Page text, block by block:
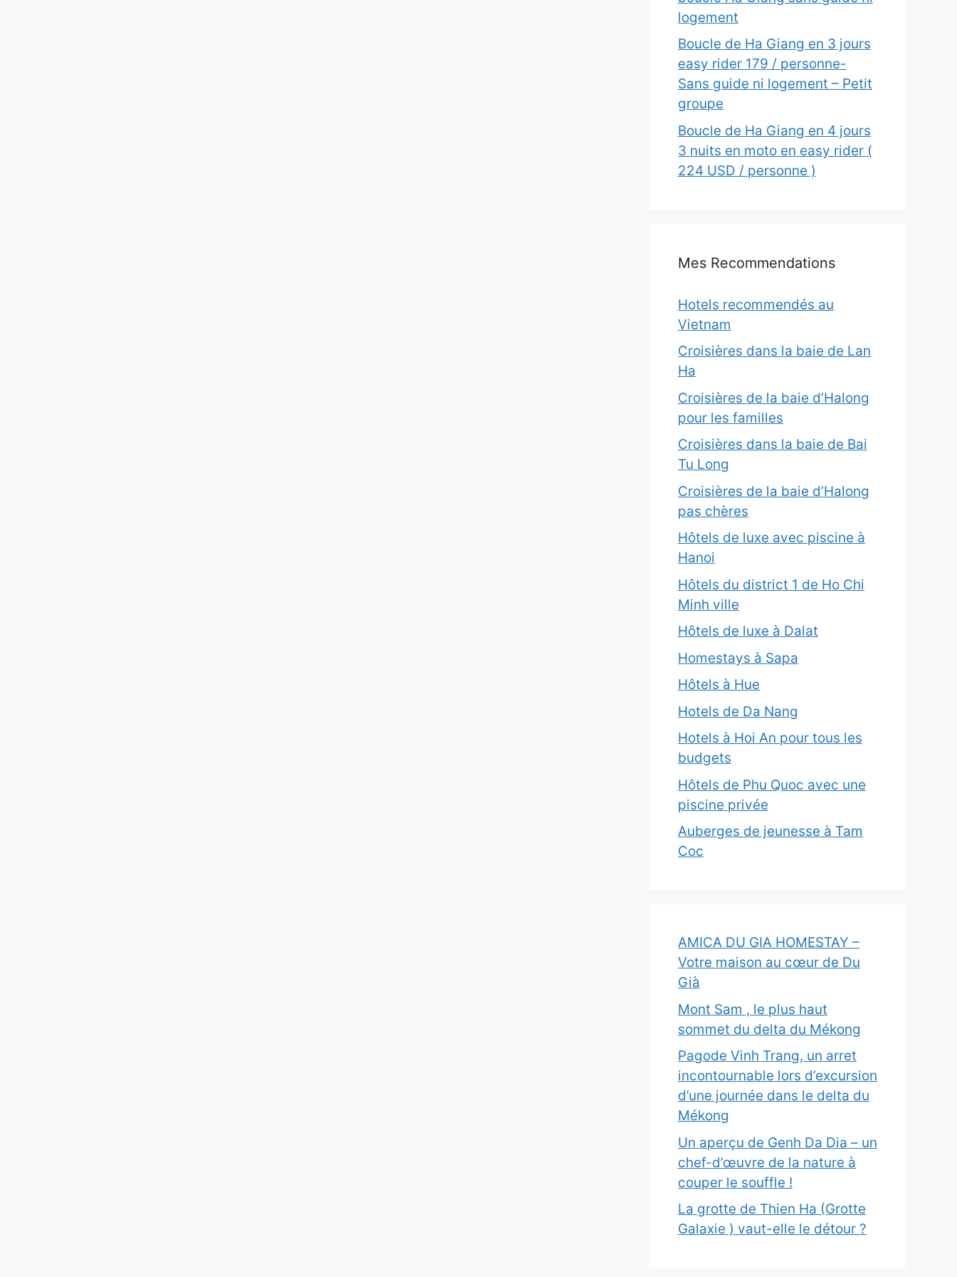
logement
Boucle de Ha Giang en 3 jours
easy rider 179 / personne-
Sans guide ni logement – Petit
groupe
Boucle de Ha Giang en 4 jours
3 nuits en moto en easy rider (
224 USD / personne )
Mes Recommendations
Hotels recommendés au
Vietnam
Croisières dans la baie de Lan
Ha
Croisières de la baie d’Halong
pour les familles
Croisières dans la baie de Bai
Tu Long
Croisières de la baie d’Halong
pas chères
Hôtels de luxe avec piscine à
Hanoi
Hôtels du district 1 de Ho Chi
Minh ville
Hôtels de luxe à Dalat
Homestays à Sapa
Hôtels à Hue
Hotels de Da Nang
Hotels à Hoi An pour tous les
budgets
Hôtels de Phu Quoc avec une
piscine privée
Auberges de jeunesse à Tam
Coc
AMICA DU GIA HOMESTAY –
Votre maison au cœur de Du
Già
Mont Sam , le plus haut
sommet du delta du Mékong
Pagode Vinh Trang, un arret
incontournable lors d’excursion
d’une journée dans le delta du
Mékong
Un aperçu de Genh Da Dia – un
chef-d’œuvre de la nature à
couper le souffle !
La grotte de Thien Ha (Grotte
Galaxie ) vaut-elle le détour ?